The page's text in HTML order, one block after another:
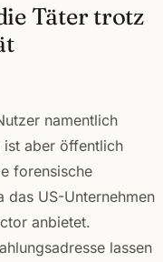
Täter trotz
namentlich
ist aber öffentlich
forensische
das US-Unternehmen
anbietet.
lassen